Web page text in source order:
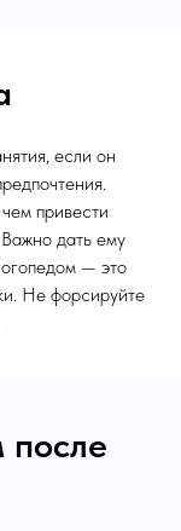
если он
привести
дать ему
— это
Не форсируйте
после